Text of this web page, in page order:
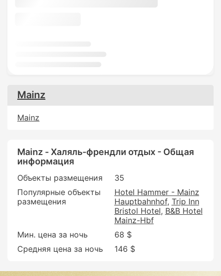
Mainz
Mainz
Mainz - Халяль-френдли отдых - Общая
информация
Объекты размещения
35
Популярные объекты
размещения
Hotel Hammer - Mainz
Hauptbahnhof Trip Inn
Bristol Hotel B&B Hotel
Mainz-Hbf
Мин. цена за ночь
68 $
Средняя цена за ночь
146 $